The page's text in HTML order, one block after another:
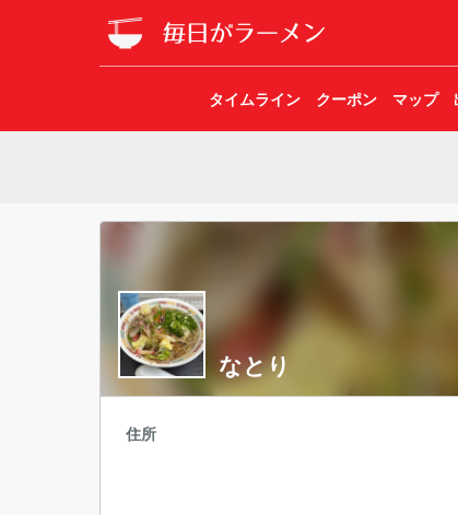
タイムライン クーポン マップ
なとり
住所